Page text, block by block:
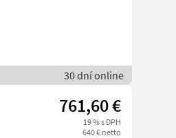
30 dní online
761,60 €
19 % s DPH
640 € netto